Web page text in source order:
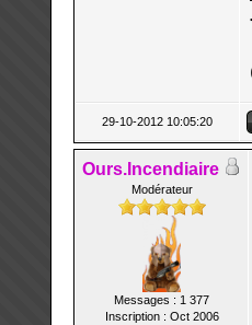
29-10-2012 10:05:20
Ours.Incendiaire
Modérateur
Messages : 1 377
Inscription : Oct 2006